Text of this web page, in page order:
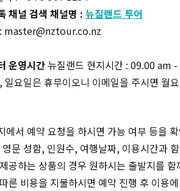
채널 검색 채널명 : 뉴질랜드 투어
master@nztour.co.nz
운영시간뉴질랜드 현지시간 : 09.00 am
일요일은 휴무이오니 이메일을 주시면 월
에서 예약 요청을 하시면 가능 여부 등을
문 성함, 인원수, 여행날짜, 이용시간과
공하는 상품의 경우 원하시는 출발지를 함
른 비용을 지불하시면 예약 진행 후 이용